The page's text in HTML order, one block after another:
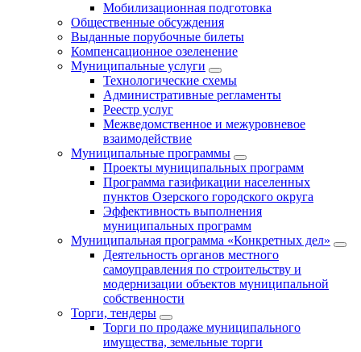
Мобилизационная подготовка
Общественные обсуждения
Выданные порубочные билеты
Компенсационное озеленение
Муниципальные услуги
Технологические схемы
Административные регламенты
Реестр услуг
Межведомственное и межуровневое
взаимодействие
Муниципальные программы
Проекты муниципальных программ
Программа газификации населенных
пунктов Озерского городского округа
Эффективность выполнения
муниципальных программ
Муниципальная программа «Конкретных дел»
Деятельность органов местного
самоуправления по строительству и
модернизации объектов муниципальной
собственности
Торги, тендеры
Торги по продаже муниципального
имущества, земельные торги